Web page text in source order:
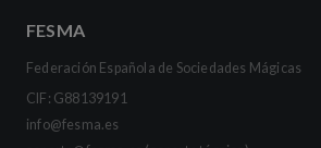
FESMA
Federación Española de Sociedades Mágicas
CIF: G88139191
info@fesma.es